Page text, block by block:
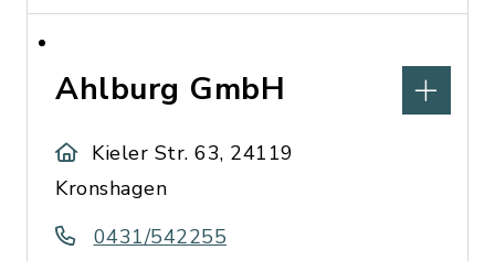
Ahlburg GmbH
Kieler Str. 63, 24119
Kronshagen
0431/542255